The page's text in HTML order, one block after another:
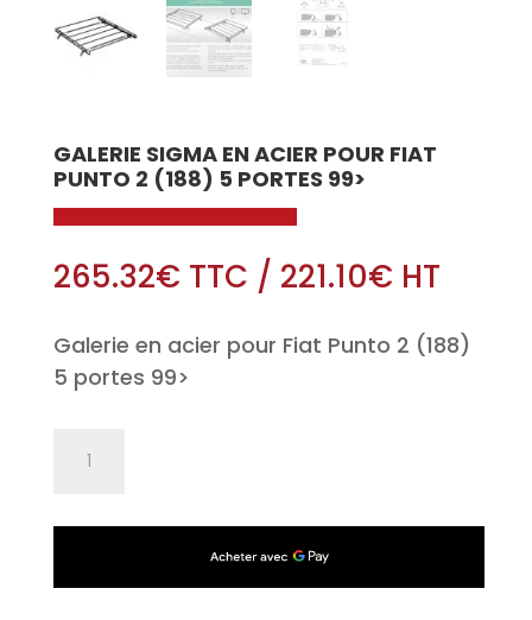
GALERIE SIGMA EN ACIER POUR FIAT
PUNTO 2 (188) 5 PORTES 99>
265.32€TTC / 221.10€HT
Galerie en acier pour Fiat Punto 2 (188)
5 portes 99>